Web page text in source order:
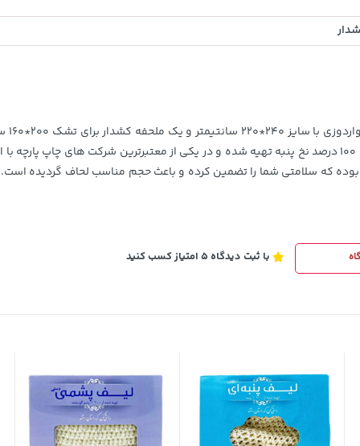
خرید
تومان
۴۰۰ گرم ویسکوز و آنتی باکتریال بوده که سلامتی شما را تضمین کرده و باعث حجم
با ثبت دیدگاه 5 امتیاز کسب کنید